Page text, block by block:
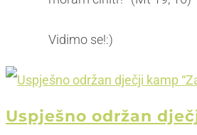
Vidimo se!:)
Uspješno održan